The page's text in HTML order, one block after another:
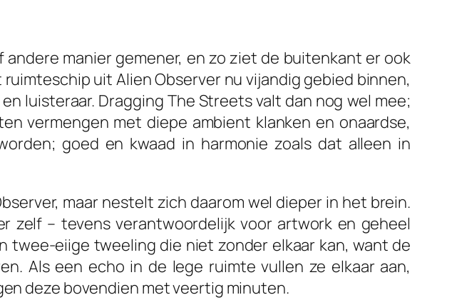
andere manier gemener, en zo ziet de buitenkant er ook
ruimteschip uit Alien Observer nu vijandig gebied binnen,
luisteraar. Dragging The Streetsvalt dan nog wel mee;
vermengen met diepe ambient klanken en onaardse,
goed en kwaad in harmonie zoals dat alleen in
maar nestelt zich daarom wel dieper in het brein.
zelf – tevens verantwoordelijk voor artwork en geheel
twee-eiige tweeling die niet zonder elkaar kan, want de
Als een echo in de lege ruimte vullen ze elkaar aan,
deze bovendien met veertig minuten.